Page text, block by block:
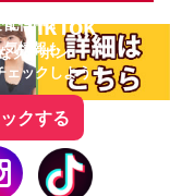
- TikTok
クーポン
配信中！
気情報も
ェックしよう！
クする
う！